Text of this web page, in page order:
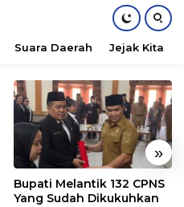
Suara Daerah Jejak Kita
»
Bupati Melantik 132 CPNS
Yang Sudah Dikukuhkan